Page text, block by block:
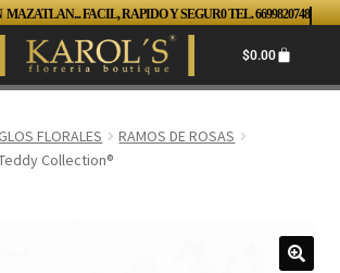
FACIL, RAPIDO Y SEGUR0 TEL. 6699820748
$0.00
FLORALES
RAMOS DE ROSAS
Collection®